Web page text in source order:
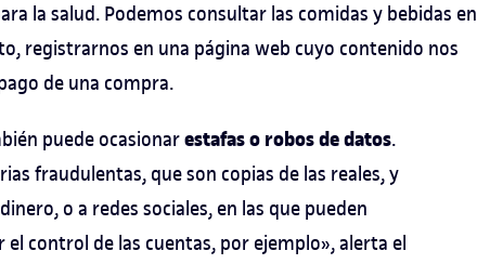
la salud. Podemos consultar las comidas y bebidas en
registrarnos en una página web cuyo contenido nos
de una compra.
puede ocasionarestafas o robos de datos.
fraudulentas, que son copias de las reales, y
o a redes sociales, en las que pueden
control de las cuentas, por ejemplo», alerta el